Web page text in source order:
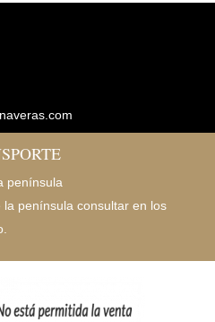
península
península consultar en los